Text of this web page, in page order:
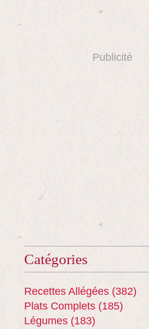
Publicité
Catégories
Recettes Allégées (382)
Plats Complets (185)
Légumes (183)